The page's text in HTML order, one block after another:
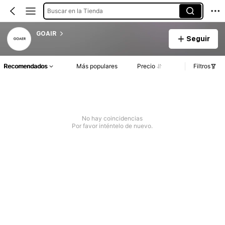
Buscar en la Tienda
GOAIR
Seguir
Recomendados Más populares Precio Filtros
No hay coincidencias
Por favor inténtelo de nuevo.